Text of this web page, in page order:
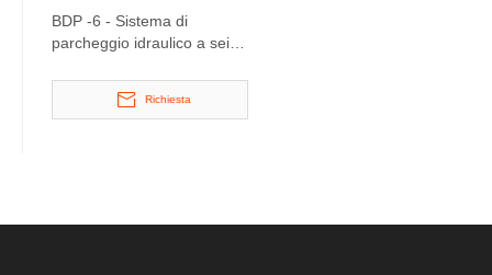
BDP -6 - Sistema di
parcheggio idraulico a sei
Richiesta